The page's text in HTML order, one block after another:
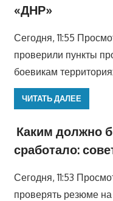
«ДНР»
Сегодня, 11:55
проверили пункты
боевикам
ЧИТАТЬ ДАЛЕЕ
Каким должно
сработало:
Сегодня, 11:53
проверять резюме